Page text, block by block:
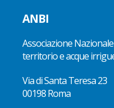
ANBI
Associazione
territorio e acque
Via di Santa Teresa 23
00198 Roma